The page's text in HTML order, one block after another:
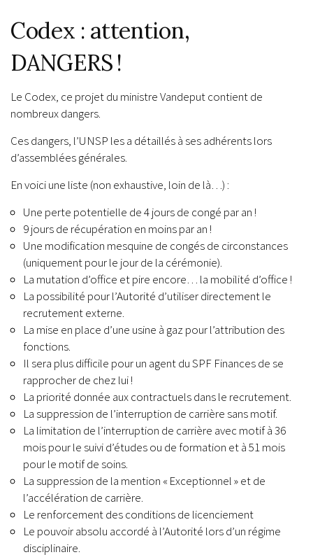
Codex : attention,
DANGERS !
Le Codex, ce projet du ministre Vandeput contient de
nombreux dangers.
Ces dangers, l’UNSP les a détaillés à ses adhérents lors
d’assemblées générales.
En voici une liste (non exhaustive, loin de là…) :
Une perte potentielle de 4 jours de congé par an !
9 jours de récupération en moins par an !
Une modification mesquine de congés de circonstances
(uniquement pour le jour de la cérémonie).
La mutation d’office et pire encore… la mobilité d’office !
La possibilité pour l’Autorité d’utiliser directement le
recrutement externe.
La mise en place d’une usine à gaz pour l’attribution des
fonctions.
Il sera plus difficile pour un agent du SPF Finances de se
rapprocher de chez lui !
La priorité donnée aux contractuels dans le recrutement.
La suppression de l’interruption de carrière sans motif.
La limitation de l’interruption de carrière avec motif à 36
mois pour le suivi d’études ou de formation et à 51 mois
pour le motif de soins.
La suppression de la mention « Exceptionnel » et de
l’accélération de carrière.
Le renforcement des conditions de licenciement
Le pouvoir absolu accordé à l’Autorité lors d’un régime
disciplinaire.